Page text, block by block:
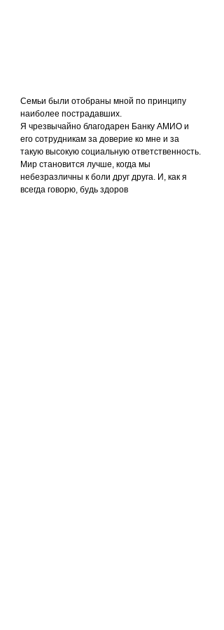
Семьи были отобраны мной по принципу
наиболее пострадавших.
Я чрезвычайно благодарен Банку АМИО и
его сотрудникам за доверие ко мне и за
такую высокую социальную ответственность.
Мир становится лучше, когда мы
небезразличны к боли друг друга. И, как я
всегда говорю, будь здоров